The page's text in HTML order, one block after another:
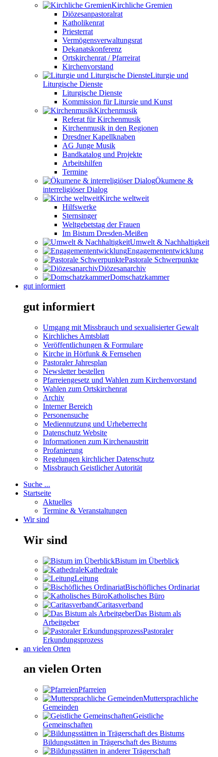
Kirchliche Gremien
Diözesanpastoralrat
Katholikenrat
Priesterrat
Vermögensverwaltungsrat
Dekanatskonferenz
Ortskirchenrat / Pfarreirat
Kirchenvorstand
Liturgie und
Liturgische Dienste
Liturgische Dienste
Kommission für Liturgie und Kunst
Kirchenmusik
Referat für Kirchenmusik
Kirchenmusik in den Regionen
Dresdner Kapellknaben
AG Junge Musik
Bandkatalog und Projekte
Arbeitshilfen
Termine
Ökumene &
interreligiöser Dialog
Kirche weltweit
Hilfswerke
Sternsinger
Weltgebetstag der Frauen
Im Bistum Dresden-Meißen
Umwelt & Nachhaltigkeit
Engagemententwicklung
Pastorale Schwerpunkte
Diözesanarchiv
Domschatzkammer
gut informiert
gut informiert
Umgang mit Missbrauch und sexualisierter Gewalt
Kirchliches Amtsblatt
Veröffentlichungen & Formulare
Kirche in Hörfunk & Fernsehen
Pastoraler Jahresplan
Newsletter bestellen
Pfarreiengesetz und Wahlen zum Kirchenvorstand
Wahlen zum Ortskirchenrat
Archiv
Interner Bereich
Personensuche
Mediennutzung und Urheberrecht
Datenschutz Website
Informationen zum Kirchenaustritt
Profanierung
Regelungen kirchlicher Datenschutz
Missbrauch Geistlicher Autorität
Suche ...
Startseite
Aktuelles
Termine & Veranstaltungen
Wir sind
Wir sind
Bistum im Überblick
Kathedrale
Leitung
Bischöfliches Ordinariat
Katholisches Büro
Caritasverband
Das Bistum als
Arbeitgeber
Pastoraler
Erkundungsprozess
an vielen Orten
an vielen Orten
Pfarreien
Muttersprachliche
Gemeinden
Geistliche
Gemeinschaften
Bildungsstätten in Trägerschaft des Bistums